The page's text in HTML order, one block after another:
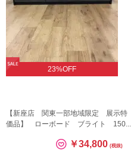
23%OFF
【新座店 関東一部地域限定 展示特
価品】 ローボード ブライト 150...
￥34,800 (税抜)